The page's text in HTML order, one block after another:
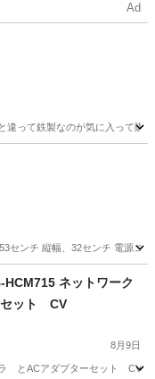
Ad
違って鉄製なのが気に入って
センチ 縦幅、32センチ 電源コ
ネットワーク
ット CV
8月9日
とACアダプターセット CV